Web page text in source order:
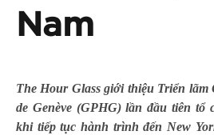
Nam
The Hour Glass giới thiệu Triển lãm
de Genève (GPHG) lần đầu tiên tổ
khi tiếp tục hành trình đến New